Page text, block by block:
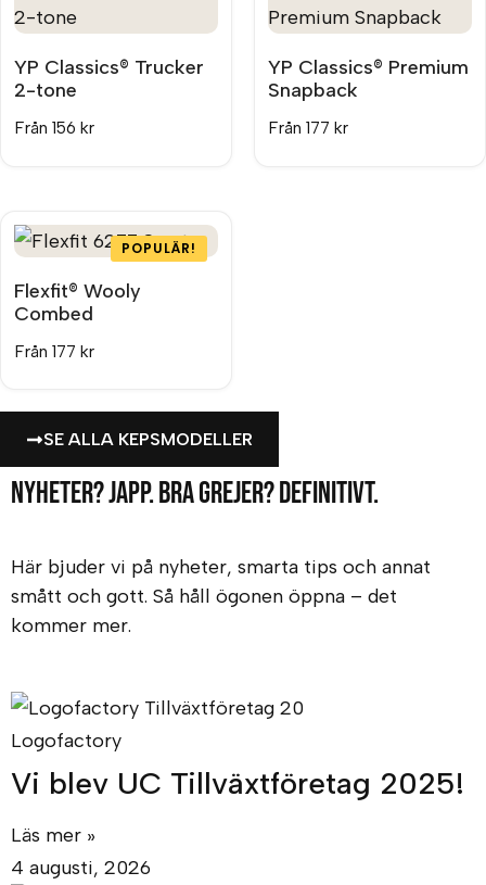
YP Classics® Trucker
2-tone
Från 156 kr
YP Classics® Premium
Snapback
Från 177 kr
POPULÄR!
Flexfit® Wooly
Combed
Från 177 kr
SE ALLA KEPSMODELLER
Nyheter? Japp. Bra grejer? Definitivt.
Här bjuder vi på nyheter, smarta tips och annat
smått och gott. Så håll ögonen öppna – det
kommer mer.
Logofactory
Vi blev UC Tillväxtföretag 2025!
Läs mer »
4 augusti, 2026